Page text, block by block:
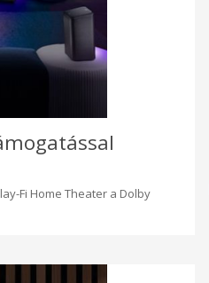
Fi Home Theater a Dolby